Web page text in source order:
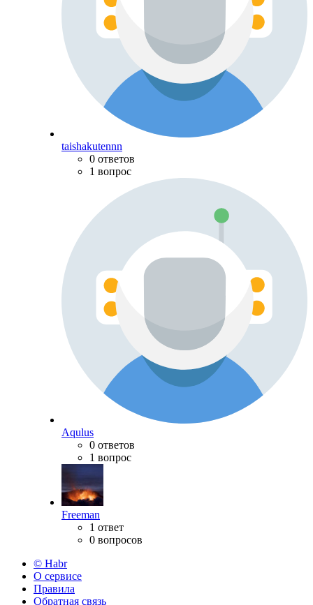
taishakutennn
0 ответов
1 вопрос
Aqulus
0 ответов
1 вопрос
Freeman
1 ответ
0 вопросов
© Habr
О сервисе
Правила
Обратная связь